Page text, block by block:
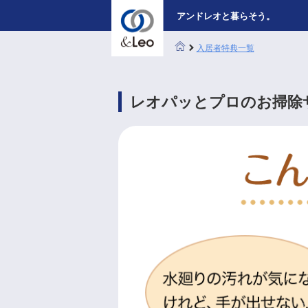
アンドレオと暮らそう。
入居者特典一覧
レオパッとプロのお掃除